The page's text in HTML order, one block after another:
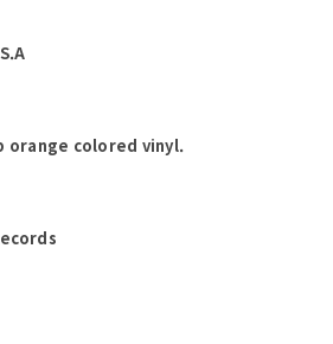
orange colored vinyl.